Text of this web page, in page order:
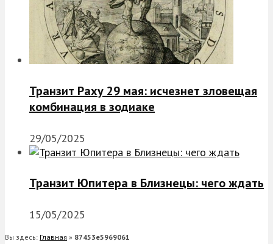
Транзит Раху 29 мая: исчезнет зловещая
комбинация в зодиаке
29/05/2025
Транзит Юпитера в Близнецы: чего ждать
15/05/2025
Вы здесь: Главная » 87453e5969061